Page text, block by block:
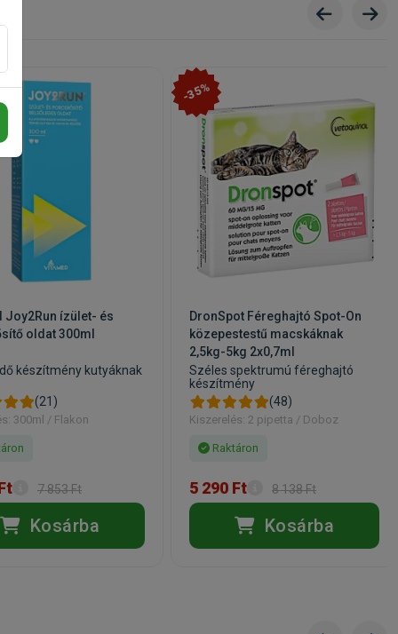
Joy2Run ízület- és
oldat 300ml
készítmény kutyáknak
(21)
300ml / Flakon
7 853 Ft
Kosárba
-35%
DronSpot Féreghajtó Spot-On
közepestestű macskáknak
2,5kg-5kg 2x0,7ml
Széles spektrumú féreghajtó
készítmény
(48)
Kiszerelés: 2 pipetta / Doboz
Raktáron
5 290 Ft 8 138 Ft
Kosárba